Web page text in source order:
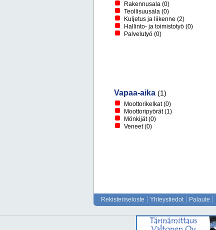
Rakennusala (0)
Teollisuusala (0)
Kuljetus ja liikenne (2)
Hallinto- ja toimistotyö (0)
Palvelutyö (0)
Vapaa-aika (1)
Moottorikelkat(0)
Moottoripyörät(1)
Mönkijät(0)
Veneet(0)
Rekisteriseloste Yhteystiedot Palaute